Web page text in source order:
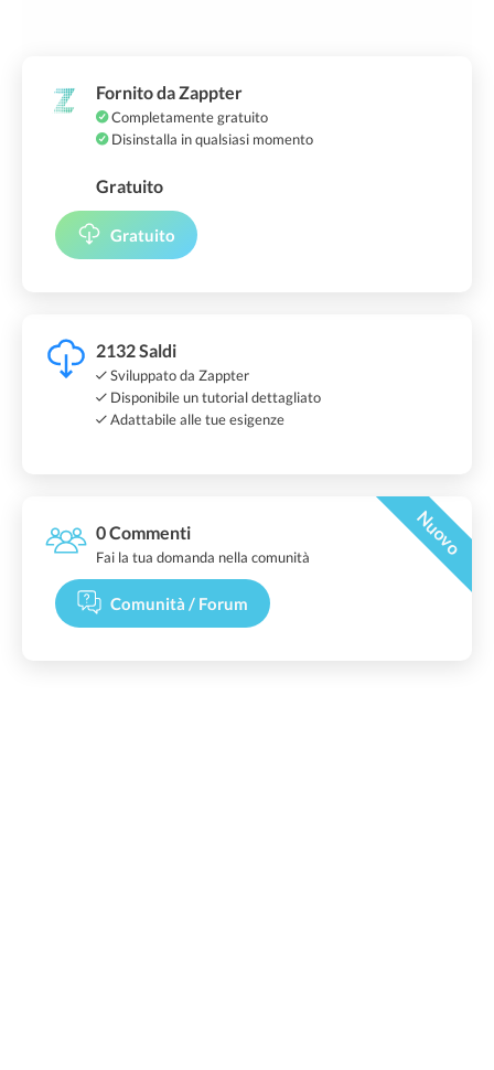
Fornito da Zappter
Completamente gratuito
Disinstalla in qualsiasi momento
Gratuito
Gratuito
2132 Saldi
Sviluppato da Zappter
Disponibile un tutorial dettagliato
Adattabile alle tue esigenze
0 Commenti Nuovo
Fai la tua domanda nella comunità
Comunità / Forum